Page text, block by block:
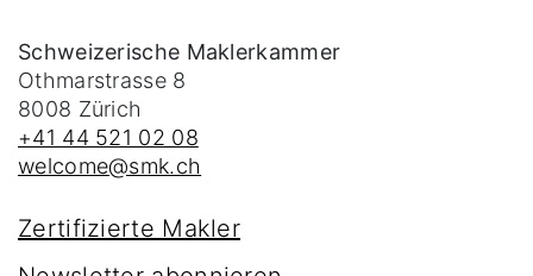
Schweizerische Maklerkammer
Othmarstrasse 8
8008 Zürich
+41 44 521 02 08
welcome@smk.ch
Zertifizierte Makler